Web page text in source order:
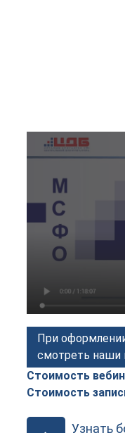
При
смотреть
Стоимость
Стоимость
Узнать